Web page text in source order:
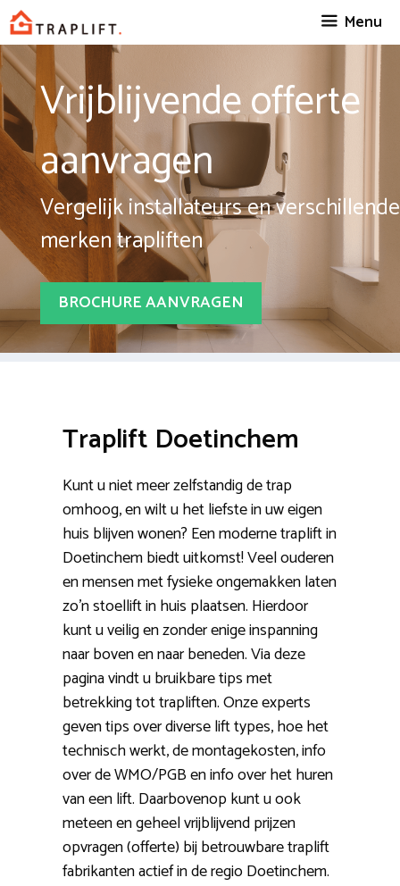
Spring
naar
inhoud
Menu
Vrijblijvende offerte
aanvragen
Vergelijk installateurs en verschillende
merken trapliften
BROCHURE AANVRAGEN
Traplift Doetinchem
Kunt u niet meer zelfstandig de trap
omhoog, en wilt u het liefste in uw eigen
huis blijven wonen? Een moderne traplift in
Doetinchem biedt uitkomst! Veel ouderen
en mensen met fysieke ongemakken laten
zo’n stoellift in huis plaatsen. Hierdoor
kunt u veilig en zonder enige inspanning
naar boven en naar beneden. Via deze
pagina vindt u bruikbare tips met
betrekking tot trapliften. Onze experts
geven tips over diverse lift types, hoe het
technisch werkt, de montagekosten, info
over de WMO/PGB en info over het huren
van een lift. Daarbovenop kunt u ook
meteen en geheel vrijblijvend prijzen
opvragen (offerte) bij betrouwbare traplift
fabrikanten actief in de regio Doetinchem.